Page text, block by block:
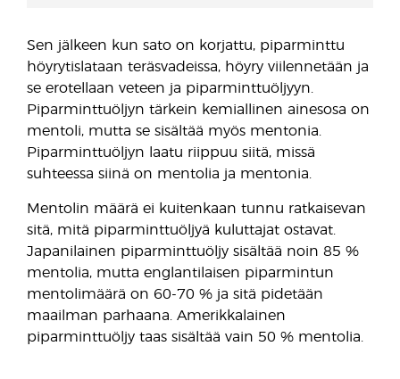
Sen jälkeen kun sato on korjattu, piparminttu
höyrytislataan teräsvadeissa, höyry viilennetään ja
se erotellaan veteen ja piparminttuöljyyn.
Piparminttuöljyn tärkein kemiallinen ainesosa on
mentoli, mutta se sisältää myös mentonia.
Piparminttuöljyn laatu riippuu siitä, missä
suhteessa siinä on mentolia ja mentonia.
Mentolin määrä ei kuitenkaan tunnu ratkaisevan
sitä, mitä piparminttuöljyä kuluttajat ostavat.
Japanilainen piparminttuöljy sisältää noin 85 %
mentolia, mutta englantilaisen piparmintun
mentolimäärä on 60-70 % ja sitä pidetään
maailman parhaana. Amerikkalainen
piparminttuöljy taas sisältää vain 50 % mentolia.